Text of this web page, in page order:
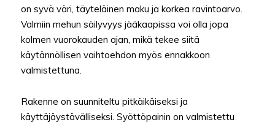
on syvä väri, täyteläinen maku ja korkea ravintoarvo.
Valmiin mehun säilyvyys jääkaapissa voi olla jopa
kolmen vuorokauden ajan, mikä tekee siitä
käytännöllisen vaihtoehdon myös ennakkoon
valmistettuna.
Rakenne on suunniteltu pitkäikäiseksi ja
käyttäjäystävälliseksi. Syöttöpainin on valmistettu